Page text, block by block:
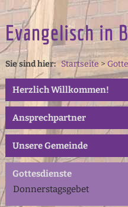
Evangelisch in
Sie sind hier:Startseite >
Herzlich Willkommen!
Ansprechpartner
Unsere Gemeinde
Gottesdienste
Donnerstagsgebet